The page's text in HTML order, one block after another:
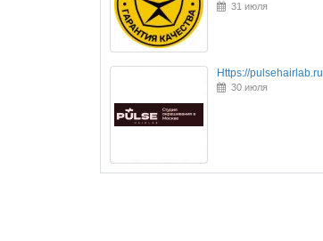
31 июля
Https://pulsehairlab.ru
30 июля